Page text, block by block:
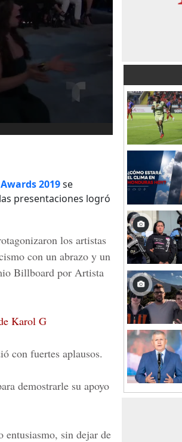
2019se
presentaciones logró
los artistas
con un abrazo y un
Billboard por Artista
Karol G
con fuertes aplausos.
demostrarle su apoyo
sin dejar de